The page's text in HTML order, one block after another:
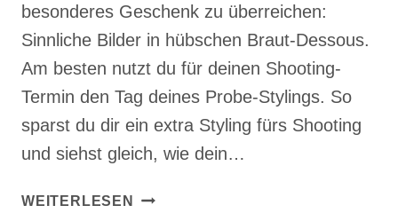
besonderes Geschenk zu überreichen:
Sinnliche Bilder in hübschen Braut-Dessous.
Am besten nutzt du für deinen Shooting-
Termin den Tag deines Probe-Stylings. So
sparst du dir ein extra Styling fürs Shooting
und siehst gleich, wie dein…
WEITERLESEN
BRIDAL